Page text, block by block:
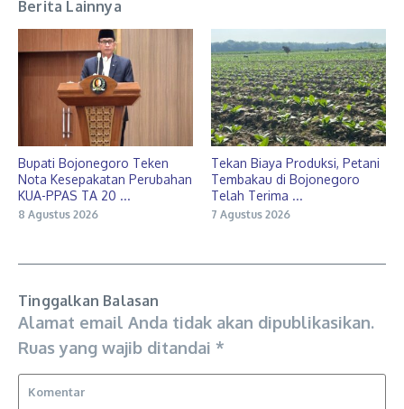
Berita Lainnya
Bupati Bojonegoro Teken
Nota Kesepakatan Perubahan
KUA-PPAS TA 20 ...
8 Agustus 2026
Tekan Biaya Produksi, Petani
Tembakau di Bojonegoro
Telah Terima ...
7 Agustus 2026
Tinggalkan Balasan
Alamat email Anda tidak akan dipublikasikan.
Ruas yang wajib ditandai *